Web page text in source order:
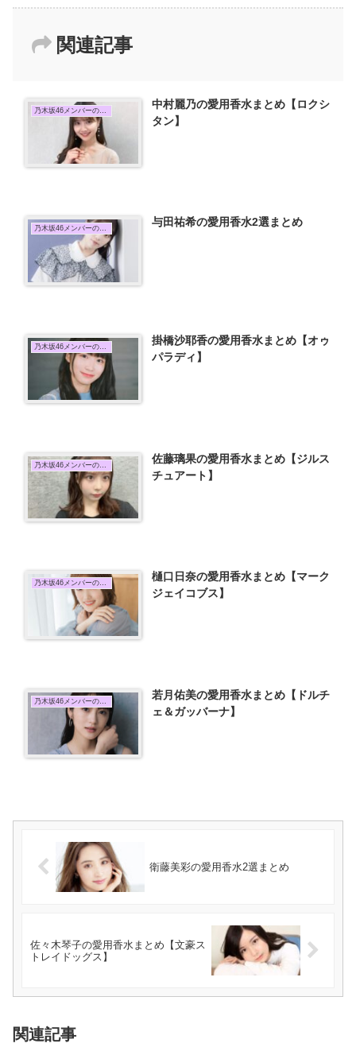
関連記事
乃木坂46メンバーの愛用香水まとめ
中村麗乃の愛用香水まとめ【ロクシ
タン】
乃木坂46メンバーの愛用香水まとめ 与田祐希の愛用香水2選まとめ
乃木坂46メンバーの愛用香水まとめ
掛橋沙耶香の愛用香水まとめ【オゥ
パラディ】
乃木坂46メンバーの愛用香水まとめ
佐藤璃果の愛用香水まとめ【ジルス
チュアート】
乃木坂46メンバーの愛用香水まとめ
樋口日奈の愛用香水まとめ【マーク
ジェイコブス】
乃木坂46メンバーの愛用香水まとめ
若月佑美の愛用香水まとめ【ドルチ
ェ＆ガッバーナ】
衛藤美彩の愛用香水2選まとめ
佐々木琴子の愛用香水まとめ【文豪ス
トレイドッグス】
関連記事